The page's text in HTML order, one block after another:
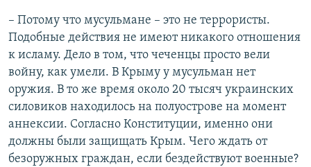
– Потому что мусульмане – это не террористы.
Подобные действия не имеют никакого отношения
к исламу. Дело в том, что чеченцы просто вели
войну, как умели. В Крыму у мусульман нет
оружия. В то же время около 20 тысяч украинских
силовиков находилось на полуострове на момент
аннексии. Согласно Конституции, именно они
должны были защищать Крым. Чего ждать от
безоружных граждан, если бездействуют военные?